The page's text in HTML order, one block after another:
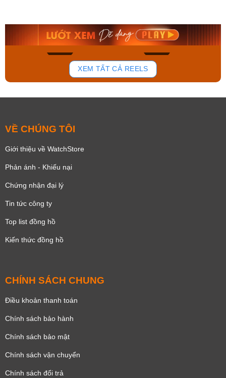
140
Mua ngay Mua ngay
XEM TẤT CẢ REELS
VỀ CHÚNG TÔI
Giới thiệu về WatchStore
Phản ánh - Khiếu nại
Chứng nhận đại lý
Tin tức công ty
Top list đồng hồ
Kiến thức đồng hồ
CHÍNH SÁCH CHUNG
Điều khoản thanh toán
Chính sách bảo hành
Chính sách bảo mật
Chính sách vận chuyển
Chính sách đổi trả